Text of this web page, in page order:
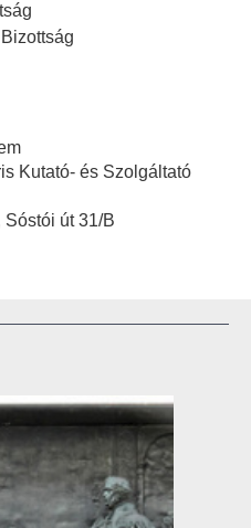
Kutató- és Szolgáltató
út 31/B